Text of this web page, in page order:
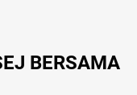
BERSAMA